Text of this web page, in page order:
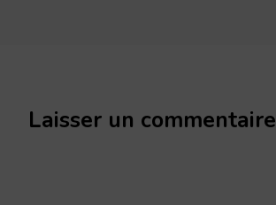
Laisser un commentaire